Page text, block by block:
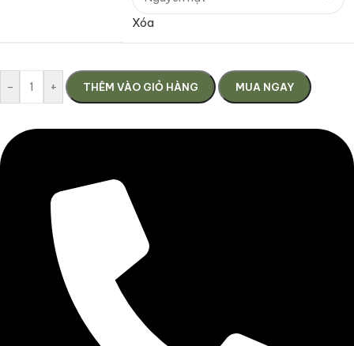
Xóa
- + THÊM VÀO GIỎ HÀNG MUA NGAY